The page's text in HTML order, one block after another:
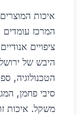
איכות
ציפויים
הטכנולוגיה,
משקל. איכות